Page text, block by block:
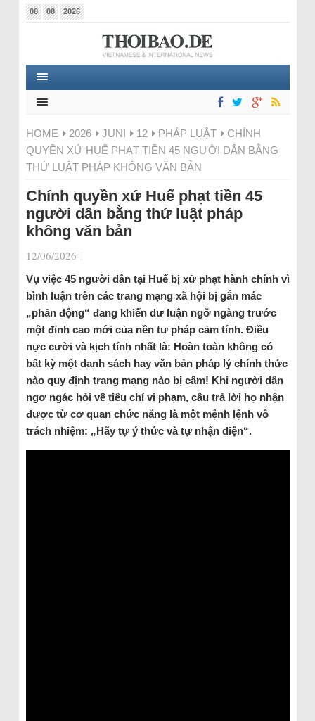
08 08 2026
HOME 2026 JUNI 12 PHÁP LUẬT
CHÍNH
QUYỀN XỨ HUẾ PHẠT TIỀN 45 NGƯỜI DÂN BẰNG
THỨ LUẬT PHÁP KHÔNG VĂN BẢN
Chính quyền xứ Huế phạt tiền 45
người dân bằng thứ luật pháp
không văn bản
12/06/2026 |
Vụ việc 45 người dân tại Huế bị xử phạt hành chính vì
bình luận trên các trang mạng xã hội bị gắn mác
„phản động“ đang khiến dư luận ngỡ ngàng trước
một đỉnh cao mới của nền tư pháp cảm tính. Điều
nực cười và kịch tính nhất là: Hoàn toàn không có
bất kỳ một danh sách hay văn bản pháp lý chính thức
nào quy định trang mạng nào bị cấm! Khi người dân
ngơ ngác hỏi về tiêu chí vi phạm, câu trả lời họ nhận
được từ cơ quan chức năng là một mệnh lệnh vô
trách nhiệm: „Hãy tự ý thức và tự nhận diện“.